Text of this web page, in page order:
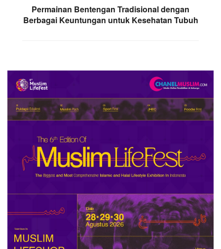
Permainan Bentengan Tradisional dengan
Berbagai Keuntungan untuk Kesehatan Tubuh